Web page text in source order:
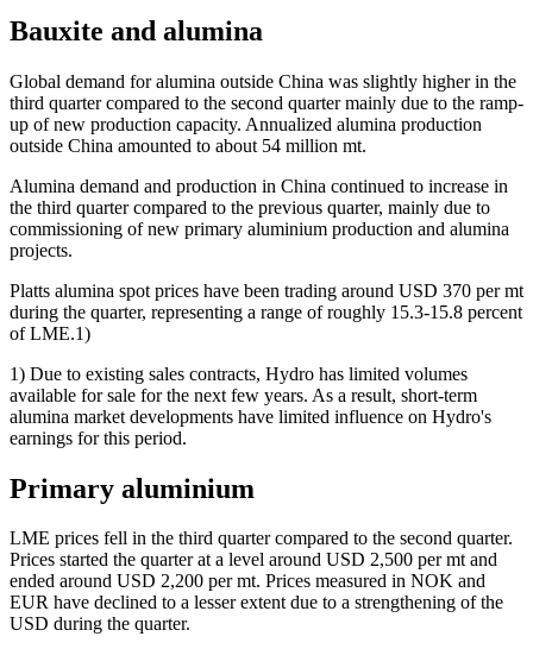
Bauxite and alumina
Global demand for alumina outside China was slightly higher in the
third quarter compared to the second quarter mainly due to the ramp-
up of new production capacity. Annualized alumina production
outside China amounted to about 54 million mt.
Alumina demand and production in China continued to increase in
the third quarter compared to the previous quarter, mainly due to
commissioning of new primary aluminium production and alumina
projects.
Platts alumina spot prices have been trading around USD 370 per mt
during the quarter, representing a range of roughly 15.3-15.8 percent
of LME.1)
1) Due to existing sales contracts, Hydro has limited volumes
available for sale for the next few years. As a result, short-term
alumina market developments have limited influence on Hydro's
earnings for this period.
Primary aluminium
LME prices fell in the third quarter compared to the second quarter.
Prices started the quarter at a level around USD 2,500 per mt and
ended around USD 2,200 per mt. Prices measured in NOK and
EUR have declined to a lesser extent due to a strengthening of the
USD during the quarter.